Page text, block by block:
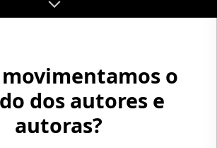
o
dos autores e
autoras?